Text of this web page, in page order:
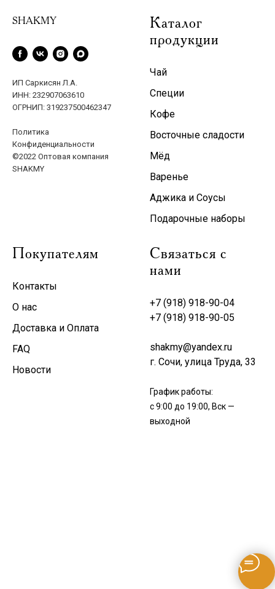
SHAKMY
ИП Саркисян Л.А.
ИНН: 232907063610
ОГРНИП: 319237500462347
Политика
Конфиденциальности
©2022 Оптовая компания
SHAKMY
Каталог
продукции
Чай
Специи
Кофе
Восточные сладости
Мёд
Варенье
Аджика и Соусы
Подарочные наборы
Покупателям
Контакты
О нас
Доставка и Оплата
FAQ
Новости
Связаться с
нами
+7 (918) 918-90-04
+7 (918) 918-90-05
shakmy@yandex.ru
г. Сочи, улица Труда, 33
График работы:
с 9:00 до 19:00, Вск —
выходной